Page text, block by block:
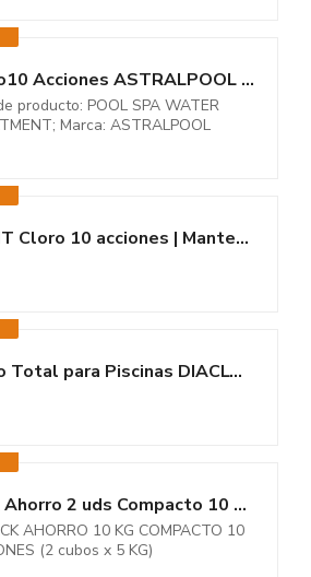
Cloro10 Acciones ASTRALPOOL de Disolución Lenta y Continua 5kg -...
producto: POOL SPA WATER
Marca: ASTRALPOOL
iFONT Cloro 10 acciones | Mantenimiento de Piscina | Tratamiento...
Cloro Total para Piscinas DIACLOR PS 10 Efectos 1 KG - 10 Pastillas de...
Pack Ahorro 2 uds Compacto 10 ACCIONES AQUAPOOL (200 GR) - Pastillas de...
AHORRO 10 KG COMPACTO 10
(2 cubos x 5 KG)